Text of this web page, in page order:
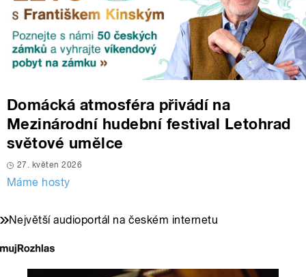
Domácká atmosféra přivádí na
Mezinárodní hudební festival Letohrad
světové umělce
27. květen 2026
Máme hosty
Největší audioportál na českém internetu